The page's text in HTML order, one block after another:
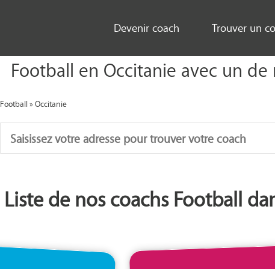
Devenir coach Trouver un
Football en Occitanie avec un
Football»Occitanie
Liste de nos coachs Football